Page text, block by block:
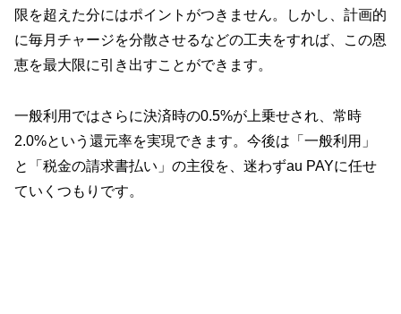
限を超えた分にはポイントがつきません。しかし、計画的
に毎月チャージを分散させるなどの工夫をすれば、この恩
恵を最大限に引き出すことができます。
一般利用ではさらに決済時の0.5%が上乗せされ、常時
2.0%という還元率を実現できます。今後は「一般利用」
と「税金の請求書払い」の主役を、迷わずau PAYに任せ
ていくつもりです。